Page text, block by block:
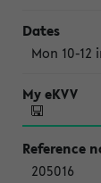
Mon 10-12
205016